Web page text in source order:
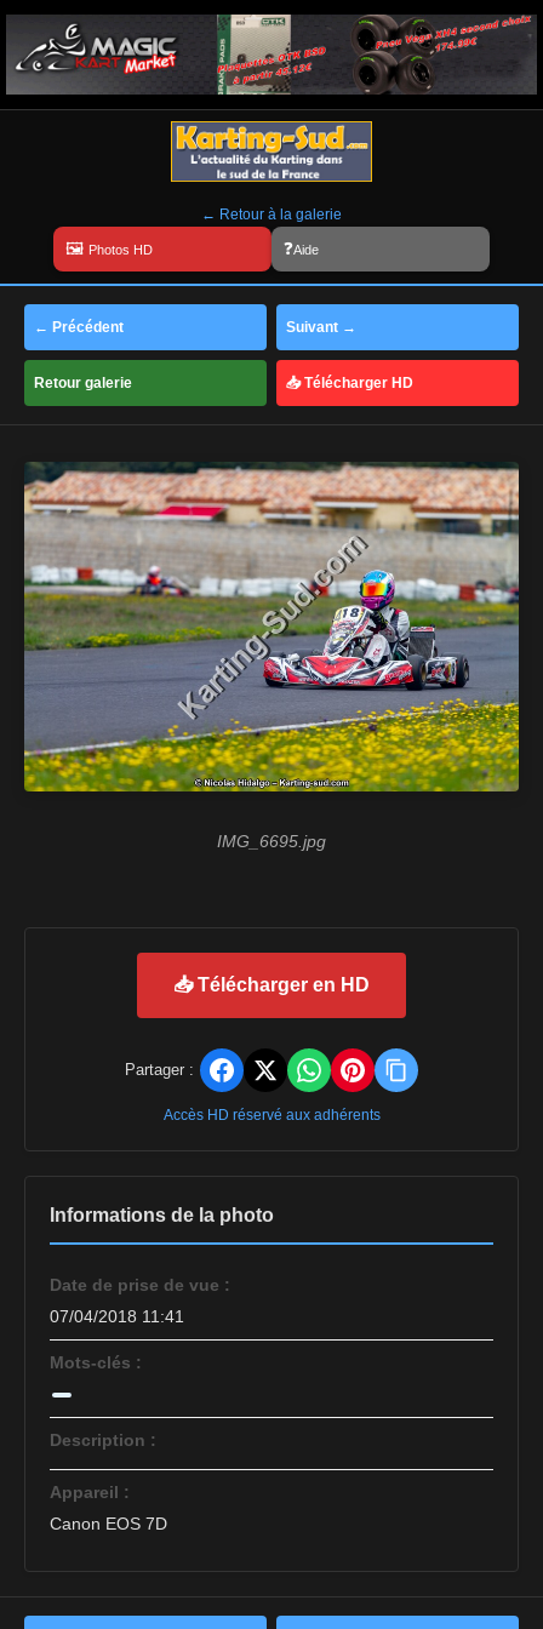
← Retour à la galerie
Aide
← Précédent Suivant →
Retour galerie 📥 Télécharger HD
IMG_6695.jpg
📥 Télécharger en HD
Partager :
Accès HD réservé aux adhérents
Informations de la photo
Date de prise de vue :
07/04/2018 11:41
Mots-clés :
Description :
Appareil :
Canon EOS 7D